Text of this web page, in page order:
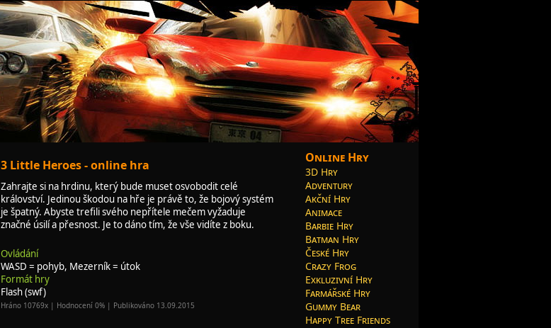
3 Little Heroes - online hra
Zahrajte si na hrdinu, který bude muset osvobodit celé
království. Jedinou škodou na hře je právě to, že bojový systém
je špatný. Abyste trefili svého nepřítele mečem vyžaduje
značné úsilí a přesnost. Je to dáno tím, že vše vidíte z boku.
Ovládání
WASD = pohyb, Mezerník = útok
Formát hry
Flash (swf)
Hráno 10769x | Hodnocení 0% | Publikováno 13.09.2015
Online Hry
3D Hry
Adventury
Akční Hry
Animace
Barbie Hry
Batman Hry
České Hry
Crazy Frog
Exkluzivní Hry
Farmářské Hry
Gummy Bear
Happy Tree Friends